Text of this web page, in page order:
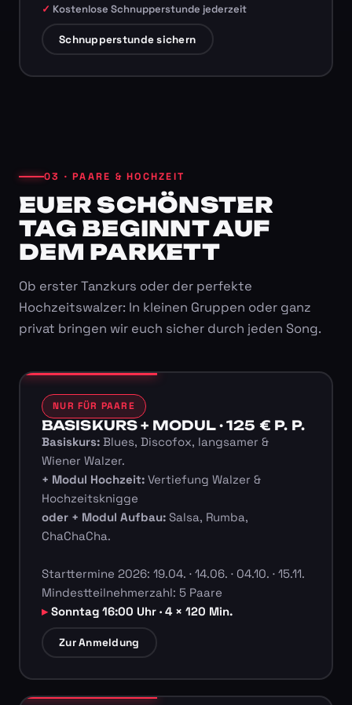
Kostenlose Schnupperstunde jederzeit
Schnupperstunde sichern
03 · PAARE & HOCHZEIT
EUER SCHÖNSTER
TAG BEGINNT AUF
DEM PARKETT
Ob erster Tanzkurs oder der perfekte
Hochzeitswalzer: In kleinen Gruppen oder ganz
privat bringen wir euch sicher durch jeden Song.
NUR FÜR PAARE
BASISKURS + MODUL · 125 € P. P.
Basiskurs:Blues, Discofox, langsamer &
Wiener Walzer.
+ Modul Hochzeit:Vertiefung Walzer &
Hochzeitsknigge
oder + Modul Aufbau:Salsa, Rumba,
ChaChaCha.
Starttermine 2026: 19.04. · 14.06. · 04.10. · 15.11.
Mindestteilnehmerzahl: 5 Paare
Sonntag 16:00 Uhr · 4 × 120 Min.
Zur Anmeldung